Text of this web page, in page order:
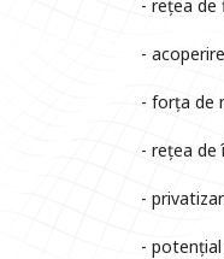
- rețea de
-
- forța de
- rețea de
-
-